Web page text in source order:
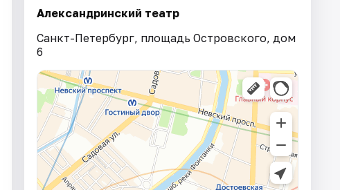
Александринский театр
Санкт-Петербург, площадь Островского, дом
6